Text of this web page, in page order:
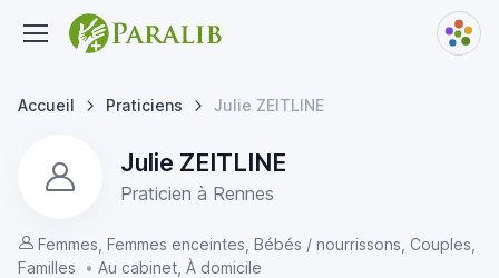
Accueil Praticiens Julie ZEITLINE
Julie ZEITLINE
Praticien à Rennes
Femmes, Femmes enceintes, Bébés / nourrissons, Couples,
Familles
• Au cabinet, À domicile